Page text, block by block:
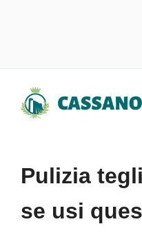
Pulizia
se usi